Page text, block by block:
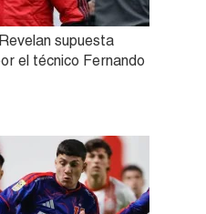
supuesta
el técnico Fernando